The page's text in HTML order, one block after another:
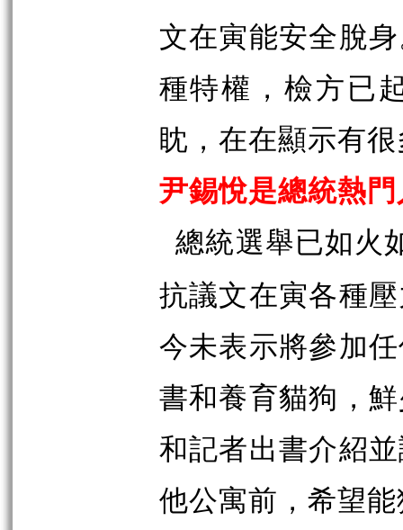
文在寅能安全脫
種特權，檢方已
眈，在在顯示有
尹錫悅是總統熱
總統選舉已如火
抗議文在寅各種
今未表示將參加
書和養育貓狗，
和記者出書介紹
他公寓前，希望